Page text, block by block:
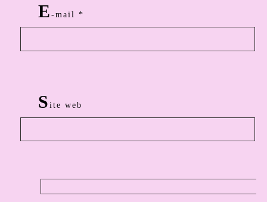
E-mail*
Site web